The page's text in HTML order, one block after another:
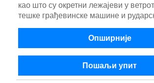
као што су окретни лежајеви у
тешке грађевинске машине и
Опширније
Пошаљи упит